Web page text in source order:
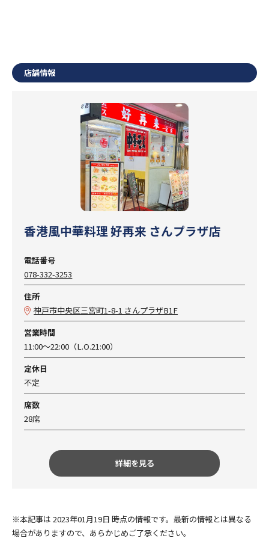
店舗情報
香港風中華料理 好再来 さんプラザ店
電話番号
078-332-3253
住所
神戸市中央区三宮町1-8-1 さんプラザB1F
営業時間
11:00～22:00（L.O.21:00）
定休日
不定
席数
28席
詳細を見る
※本記事は 2023年01月19日 時点の情報です。最新の情報とは異なる
場合がありますので、あらかじめご了承ください。